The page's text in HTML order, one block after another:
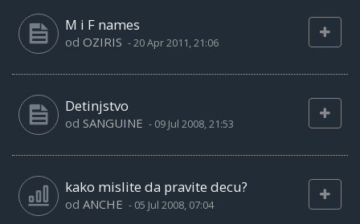
M i F names
od OZIRIS -20 Apr 2011, 21:06
Detinjstvo
od SANGUINE - 09 Jul 2008, 21:53
kako mislite da pravite decu?
od ANCHE - 05 Jul 2008, 07:04